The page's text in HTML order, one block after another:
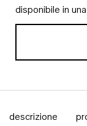
disponibile in
Schede PDP
descrizione